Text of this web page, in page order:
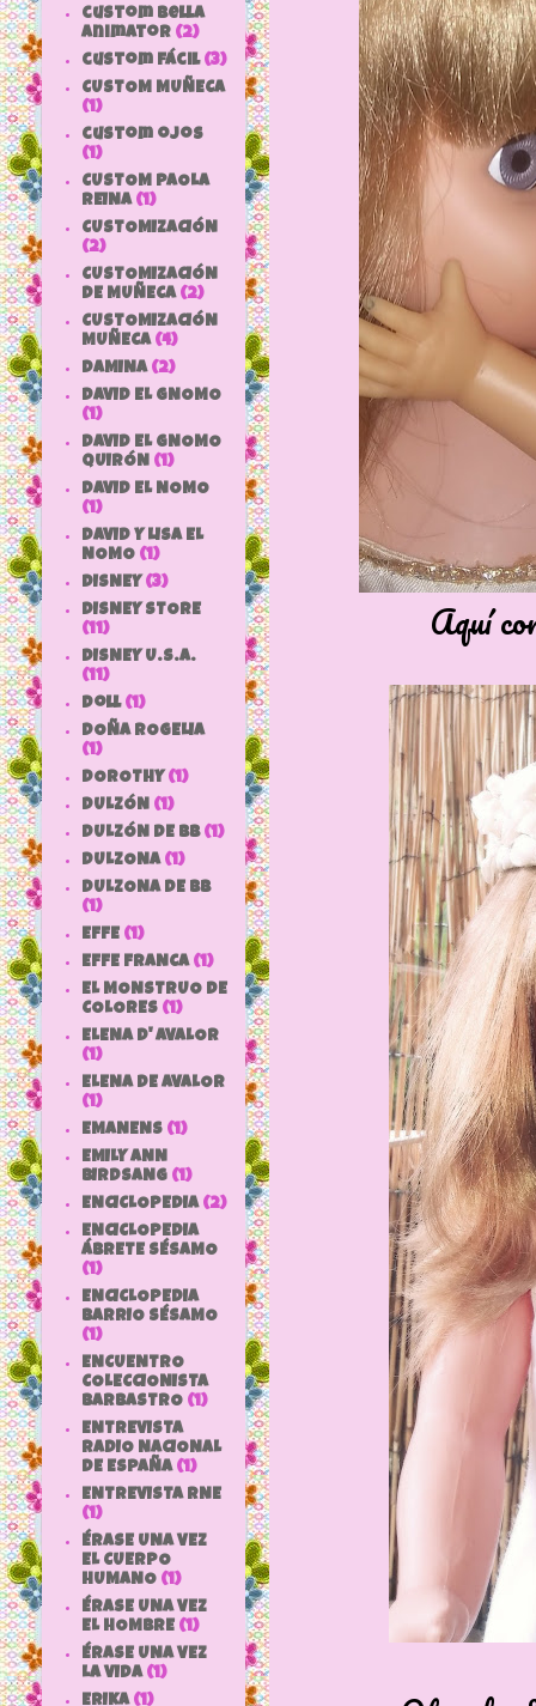
Aquí
custom bella
animator (2)
custom fácil (3)
CUSTOM MUÑECA
(1)
custom ojos
(1)
CUSTOM PAOLA
REINA (1)
CUSTOMIZACIÓN
(2)
CUSTOMIZACIÓN
DE MUÑECA (2)
CUSTOMIZACIÓN
MUÑECA (4)
DAMINA (2)
DAVID EL GNOMO
(1)
DAVID EL GNOMO
QUIRÓN (1)
DAVID EL NOMO
(1)
DAVID Y LISA EL
NOMO (1)
DISNEY (3)
DISNEY STORE
(11)
DISNEY U.S.A.
(11)
doll (1)
DOÑA ROGELIA
(1)
DOROTHY (1)
DULZÓN (1)
DULZÓN DE BB (1)
DULZONA (1)
DULZONA DE BB
(1)
EFFE (1)
EFFE FRANCA (1)
EL MONSTRUO DE
COLORES (1)
ELENA D' AVALOR
(1)
ELENA DE AVALOR
(1)
EMANENS (1)
EMILY ANN
BIRDSANG (1)
ENCICLOPEDIA (2)
ENCICLOPEDIA
ÁBRETE SÉSAMO
(1)
ENCICLOPEDIA
BARRIO SÉSAMO
(1)
ENCUENTRO
COLECCIONISTA
BARBASTRO (1)
ENTREVISTA
RADIO NACIONAL
DE ESPAÑA (1)
ENTREVISTA RNE
(1)
ÉRASE UNA VEZ
EL CUERPO
HUMANO (1)
ÉRASE UNA VEZ
EL HOMBRE (1)
ÉRASE UNA VEZ
LA VIDA (1)
ERIKA (1)